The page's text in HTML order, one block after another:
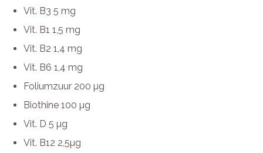
Vit. B3 5 mg
Vit. B1 1,5 mg
Vit. B2 1,4 mg
Vit. B6 1,4 mg
Foliumzuur 200 µg
Biothine 100 µg
Vit. D 5 µg
Vit. B12 2,5µg